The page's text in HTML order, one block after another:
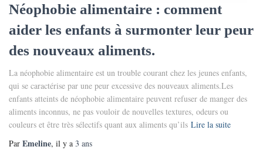
Néophobie alimentaire : comment
aider les enfants à surmonter leur peur
des nouveaux aliments.
La néophobie alimentaire est un trouble courant chez les jeunes enfants,
qui se caractérise par une peur excessive des nouveaux aliments.Les
enfants atteints de néophobie alimentaire peuvent refuser de manger des
aliments inconnus, ne pas vouloir de nouvelles textures, odeurs ou
couleurs et être très sélectifs quant aux aliments qu’ils Lire la suite
Par Emeline, il y a 3 ans